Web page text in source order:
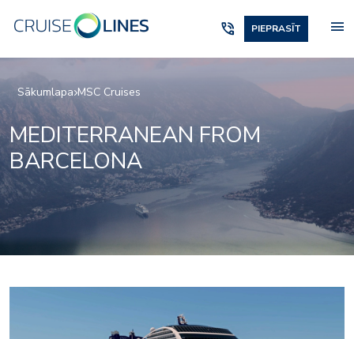
phone_in_talk PIEPRASĪT menu
Sākumlapa MSC Cruises
MEDITERRANEAN FROM
BARCELONA